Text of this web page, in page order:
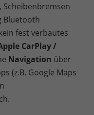
Bluetooth
fest verbautes
CarPlay /
Navigation über
(z.B. Google Maps